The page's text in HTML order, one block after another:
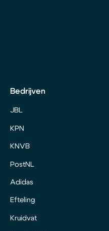
Bedrijven
JBL
KPN
KNVB
PostNL
Adidas
Efteling
Kruidvat